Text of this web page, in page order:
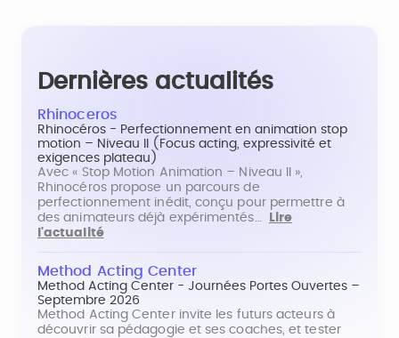
Dernières actualités
Rhinoceros
Rhinocéros - Perfectionnement en animation stop
motion – Niveau II (Focus acting, expressivité et
exigences plateau)
Avec « Stop Motion Animation – Niveau II »,
Rhinocéros propose un parcours de
perfectionnement inédit, conçu pour permettre à
des animateurs déjà expérimentés…
Lire
l'actualité
Method Acting Center
Method Acting Center - Journées Portes Ouvertes –
Septembre 2026
Method Acting Center invite les futurs acteurs à
découvrir sa pédagogie et ses coaches, et tester